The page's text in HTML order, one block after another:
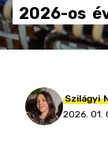
2026-os
Szilágyi
2026. 01.